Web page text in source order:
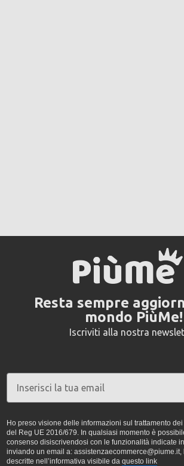
Resta sempre
mondo PiùMe!
Iscriviti alla nostra
Ho preso visione delle informazioni sul trattamento dei
del Reg UE 2016/679. In qualsiasi momento è
consenso disiscrivendosi con le funzionalità indicate
inviando un email a:
descritte nell’informativa visibile da questo link